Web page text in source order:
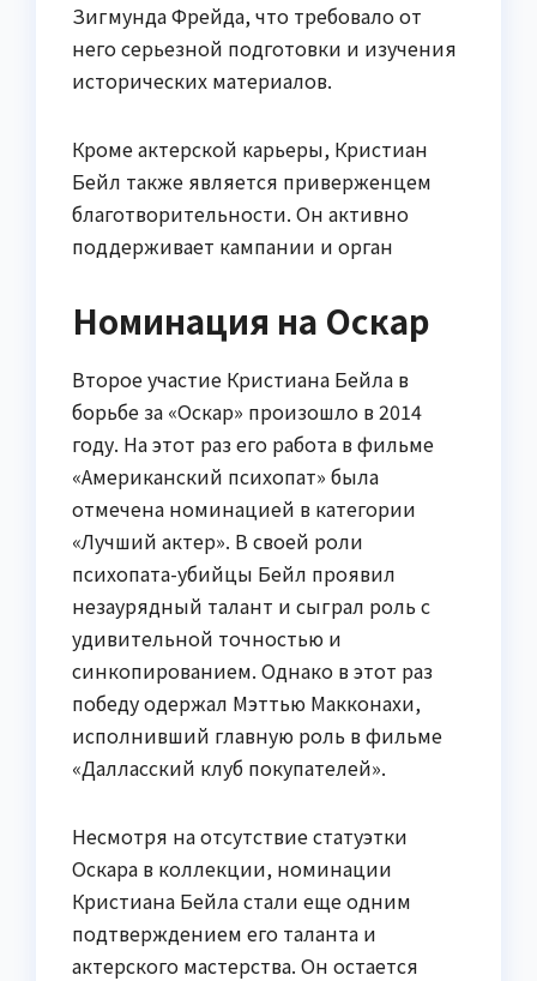
Зигмунда Фрейда, что требовало от
него серьезной подготовки и изучения
исторических материалов.
Кроме актерской карьеры, Кристиан
Бейл также является приверженцем
благотворительности. Он активно
поддерживает кампании и орган
Номинация на Оскар
Второе участие Кристиана Бейла в
борьбе за «Оскар» произошло в 2014
году. На этот раз его работа в фильме
«Американский психопат» была
отмечена номинацией в категории
«Лучший актер». В своей роли
психопата-убийцы Бейл проявил
незаурядный талант и сыграл роль с
удивительной точностью и
синкопированием. Однако в этот раз
победу одержал Мэттью Макконахи,
исполнивший главную роль в фильме
«Далласский клуб покупателей».
Несмотря на отсутствие статуэтки
Оскара в коллекции, номинации
Кристиана Бейла стали еще одним
подтверждением его таланта и
актерского мастерства. Он остается